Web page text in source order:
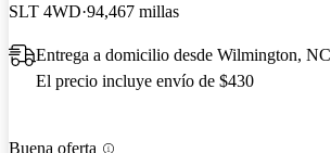
SLT 4WD 94,467 millas
Entrega a domicilio desde Wilmington, NC
El precio incluye envío de $430
Buena oferta